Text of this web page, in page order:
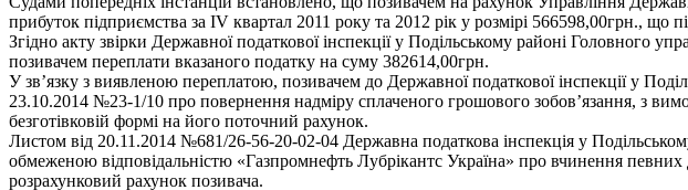
прибуток підприємства за IV квартал 2011 року та 2012 рік у розмірі 566598,00грн.,
Згідно акту звірки Державної податкової інспекції у Подільському районі Головного
позивачем переплати вказаного податку на суму 382614,00грн.
У зв’язку з виявленою переплатою, позивачем до Державної податкової інспекції у
23.10.2014 №23-1/10 про повернення надміру сплаченого грошового зобов’язання, з
безготівковій формі на його поточний рахунок.
Листом від 20.11.2014 №681/26-56-20-02-04 Державна податкова інспекція у
обмеженою відповідальністю «Газпромнефть Лубрікантс Україна» про вчинення
розрахунковий рахунок позивача.